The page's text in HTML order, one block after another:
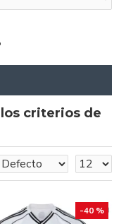
criterios de
-40 %